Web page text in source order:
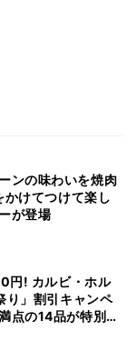
ンの味わいを焼肉
けてつけて楽し
が登場
円! カルビ・ホル
」割引キャンペ
点の14品が特別価